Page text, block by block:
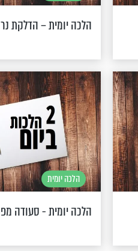
הלכה יומית – הדלקת
הלכה יומית
הלכה יומית - סעודה